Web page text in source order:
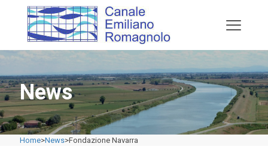
News
Home>News>Fondazione Navarra